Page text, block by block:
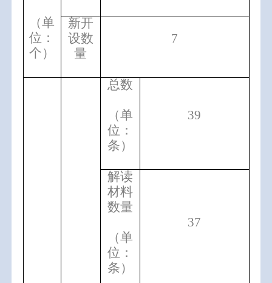
（单
位：
个）
新开
设数
量
7
总数
（单
位：
条）
39
解读
材料
数量
（单
位：
条）
37